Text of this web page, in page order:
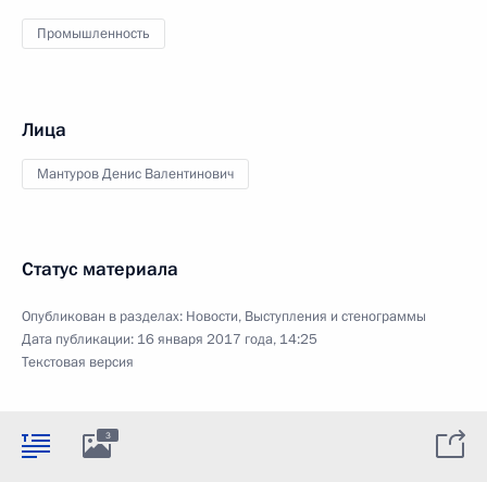
Промышленность
Лица
Мантуров Денис Валентинович
Статус материала
Опубликован в разделах: Новости, Выступления и стенограммы
Дата публикации: 16 января 2017 года, 14:25
Текстовая версия
3